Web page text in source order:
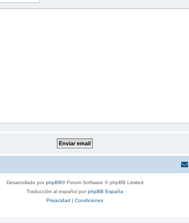
Desarrollado porphpBB® Forum Software © phpBB Limited
Traducción al español porphpBB España
Privacidad | Condiciones